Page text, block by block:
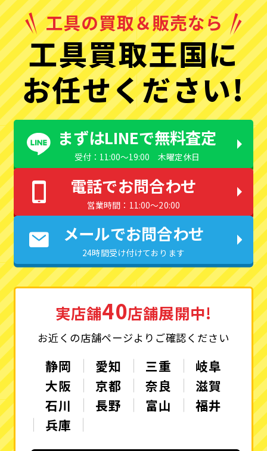
工具買取王国に
お任せください!
まずはLINEで無料査定
受付：11:00〜19:00 木曜定休日
電話でお問合わせ
営業時間：11:00〜20:00
メールでお問合わせ
24時間受け付けております
実店舗40店舗展開中!
お近くの店舗ページよりご確認ください
静岡 愛知 三重
岐阜
大阪
京都 奈良
滋賀
石川
長野 富山
福井
兵庫